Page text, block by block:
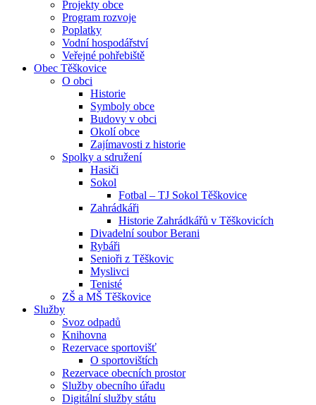
Projekty obce
Program rozvoje
Poplatky
Vodní hospodářství
Veřejné pohřebiště
Obec Těškovice
O obci
Historie
Symboly obce
Budovy v obci
Okolí obce
Zajímavosti z historie
Spolky a sdružení
Hasiči
Sokol
Fotbal – TJ Sokol Těškovice
Zahrádkáři
Historie Zahrádkářů v Těškovicích
Divadelní soubor Berani
Rybáři
Senioři z Těškovic
Myslivci
Tenisté
ZŠ a MŠ Těškovice
Služby
Svoz odpadů
Knihovna
Rezervace sportovišť
O sportovištích
Rezervace obecních prostor
Služby obecního úřadu
Digitální služby státu